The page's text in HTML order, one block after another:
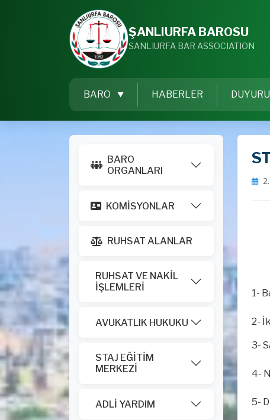
ŞANLIURFA BAROSU
SANLIURFA BAR ASSOCIATION
BARO HABERLER
BARO
ORGANLARI
KOMİSYONLAR
RUHSAT ALANLAR
RUHSAT VE NAKİL
İŞLEMLERİ
AVUKATLIK HUKUKU
STAJ EĞİTİM
MERKEZİ
ADLİ YARDIM
1-
2-
3-
4-
5-